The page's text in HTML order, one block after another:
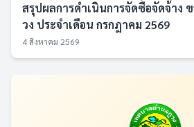
สรุปผลการดำเนินการจัดซื้อจัดจ้าง
วง ประจำเดือน กรกฎาคม 2569
4 สิงหาคม 2569